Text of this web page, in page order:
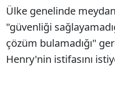
Ülke genelinde
"güvenliği
çözüm bulamadığı"
Henry'nin istifasını